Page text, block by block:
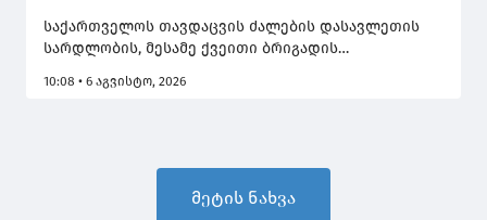
საქართველოს თავდაცვის ძალების დასავლეთის
სარდლობის, მესამე ქვეითი ბრიგადის
10:08 • 6 აგვისტო, 2026
მეტის ნახვა